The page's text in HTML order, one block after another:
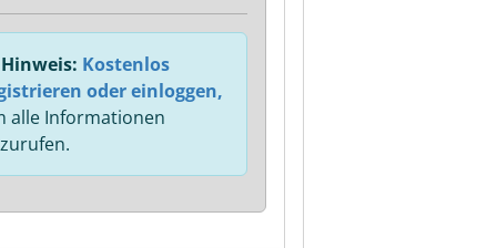
Kostenlos
oder einloggen,
alle Informationen